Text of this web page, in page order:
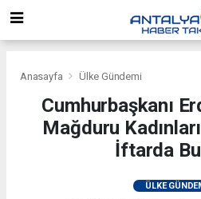
Anasayfa Ülke Gündemi
Cumhurbaşkanı
Mağduru
İftarda
ÜLKE